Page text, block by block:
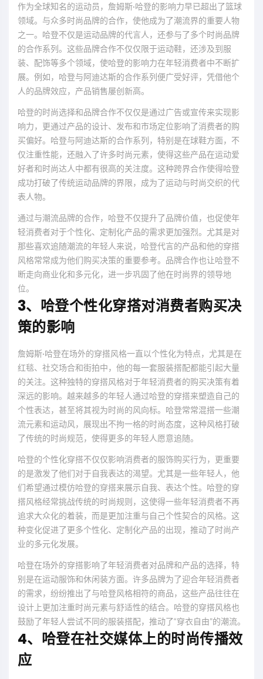
作为全球知名的运动员，詹姆斯·哈登的影响力早已超出了篮球
领域。与众多时尚品牌的合作，使他成为了潮流界的重要人物
之一。哈登不仅是运动品牌的代言人，还参与了多个时尚品牌
的合作系列。这些品牌合作不仅仅限于运动鞋，还涉及到服
装、配饰等多个领域，使哈登的影响力在年轻消费者中不断扩
展。例如，哈登与阿迪达斯的合作系列便广受好评，凭借他个
人的品牌效应，产品销售屡创新高。
哈登的时尚选择和品牌合作不仅仅是通过广告或宣传来实现影
响力，更通过产品的设计、发布和市场定位影响了消费者的购
买偏好。哈登与阿迪达斯的合作系列，特别是在球鞋方面，不
仅注重性能，还融入了许多时尚元素，使得这些产品在运动爱
好者和时尚达人中都有很高的关注度。这种跨界合作使得哈登
成功打破了传统运动品牌的界限，成为了运动与时尚交织的代
表人物。
通过与潮流品牌的合作，哈登不仅提升了品牌价值，也促使年
轻消费者对于个性化、定制化产品的需求更加强烈。尤其是对
那些喜欢追随潮流的年轻人来说，哈登代言的产品和他的穿搭
风格常常成为他们购买决策的重要参考。品牌合作也让哈登不
断走向商业化和多元化，进一步巩固了他在时尚界的领导地
位。
3、哈登个性化穿搭对消费者购买决
策的影响
詹姆斯·哈登在场外的穿搭风格一直以个性化为特点，尤其是在
红毯、社交场合和街拍中，他的每一套服装搭配都能引起大量
的关注。这种独特的穿搭风格对于年轻消费者的购买决策有着
深远的影响。越来越多的年轻人通过哈登的穿搭来塑造自己的
个性表达，甚至将其视为时尚的风向标。哈登常常混搭一些潮
流元素和运动风，展现出不拘一格的时尚态度，这种风格打破
了传统的时尚规范，使得更多的年轻人愿意追随。
哈登的个性化穿搭不仅仅影响消费者的服饰购买行为，更重要
的是激发了他们对于自我表达的渴望。尤其是一些年轻人，他
们希望通过模仿哈登的穿搭来展示自我、表达个性。哈登的穿
搭风格经常挑战传统的时尚规则，这使得一些年轻消费者不再
追求大众化的着装，而是更加注重与自己个性契合的风格。这
种变化促进了更多个性化、定制化产品的出现，推动了时尚产
业的多元化发展。
哈登在场外的穿搭影响了年轻消费者对品牌和产品的选择，特
别是在运动服饰和休闲装方面。许多品牌为了迎合年轻消费者
的需求，纷纷推出了与哈登风格相符的商品，这些产品往往在
设计上更加注重时尚元素与舒适性的结合。哈登的穿搭风格也
鼓励了年轻人尝试不同的服装搭配，推动了“穿衣自由”的潮流。
4、哈登在社交媒体上的时尚传播效
应